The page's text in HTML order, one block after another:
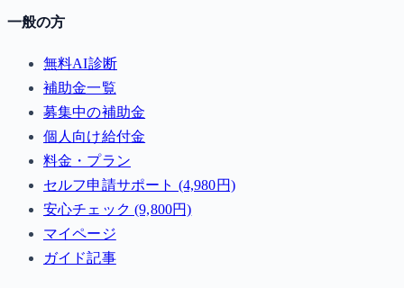
一般の方
無料AI診断
補助金一覧
募集中の補助金
個人向け給付金
料金・プラン
セルフ申請サポート (4,980円)
安心チェック (9,800円)
マイページ
ガイド記事